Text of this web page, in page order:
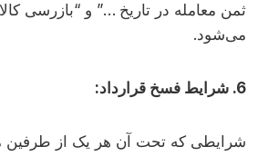
ثمن معامله در تاریخ …” و “بازرسی
می‌شود.
6. شرایط فسخ قرارداد:
شرایطی که تحت آن هر یک از طرفین